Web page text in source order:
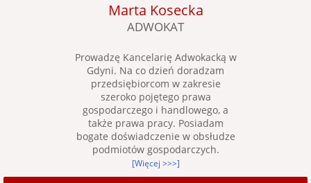
Marta Kosecka
ADWOKAT
Prowadzę Kancelarię Adwokacką w
Gdyni. Na co dzień doradzam
przedsiębiorcom w zakresie
szeroko pojętego prawa
gospodarczego i handlowego, a
także prawa pracy. Posiadam
bogate doświadczenie w obsłudze
podmiotów gospodarczych.
[Więcej >>>]